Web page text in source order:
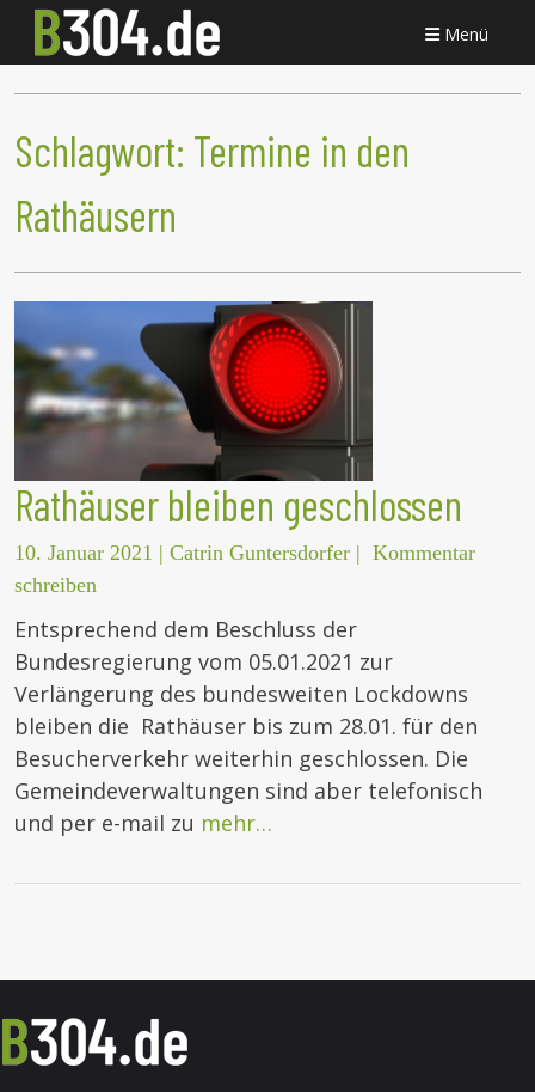
Menü
Schlagwort: Termine in den
Rathäusern
Rathäuser bleiben geschlossen
10. Januar 2021 | Catrin Guntersdorfer | Kommentar
schreiben
Entsprechend dem Beschluss der
Bundesregierung vom 05.01.2021 zur
Verlängerung des bundesweiten Lockdowns
bleiben die Rathäuser bis zum 28.01. für den
Besucherverkehr weiterhin geschlossen. Die
Gemeindeverwaltungen sind aber telefonisch
und per e-mail zu mehr…